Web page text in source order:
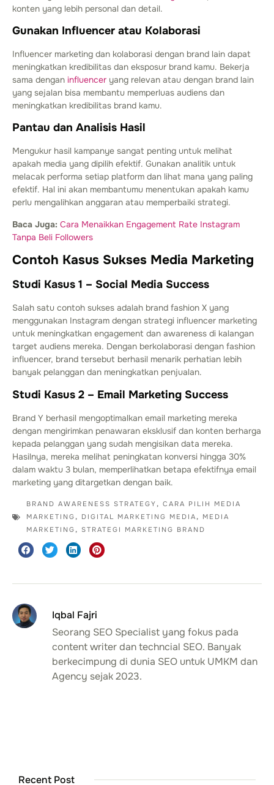
konten yang lebih personal dan detail.
Gunakan Influencer atau Kolaborasi
Influencer marketing dan kolaborasi dengan brand lain dapat
meningkatkan kredibilitas dan eksposur brand kamu. Bekerja
sama dengan influencer yang relevan atau dengan brand lain
yang sejalan bisa membantu memperluas audiens dan
meningkatkan kredibilitas brand kamu.
Pantau dan Analisis Hasil
Mengukur hasil kampanye sangat penting untuk melihat
apakah media yang dipilih efektif. Gunakan analitik untuk
melacak performa setiap platform dan lihat mana yang paling
efektif. Hal ini akan membantumu menentukan apakah kamu
perlu mengalihkan anggaran atau memperbaiki strategi.
Baca Juga: Cara Menaikkan Engagement Rate Instagram
Tanpa Beli Followers
Contoh Kasus Sukses Media Marketing
Studi Kasus 1 – Social Media Success
Salah satu contoh sukses adalah brand fashion X yang
menggunakan Instagram dengan strategi influencer marketing
untuk meningkatkan engagement dan awareness di kalangan
target audiens mereka. Dengan berkolaborasi dengan fashion
influencer, brand tersebut berhasil menarik perhatian lebih
banyak pelanggan dan meningkatkan penjualan.
Studi Kasus 2 – Email Marketing Success
Brand Y berhasil mengoptimalkan email marketing mereka
dengan mengirimkan penawaran eksklusif dan konten berharga
kepada pelanggan yang sudah mengisikan data mereka.
Hasilnya, mereka melihat peningkatan konversi hingga 30%
dalam waktu 3 bulan, memperlihatkan betapa efektifnya email
marketing yang ditargetkan dengan baik.
BRAND AWARENESS STRATEGY , CARA PILIH MEDIA
MARKETING , DIGITAL MARKETING MEDIA , MEDIA
MARKETING , STRATEGI MARKETING BRAND
Iqbal Fajri
Seorang SEO Specialist yang fokus pada
content writer dan techncial SEO. Banyak
berkecimpung di dunia SEO untuk UMKM dan
Agency sejak 2023.
Recent Post